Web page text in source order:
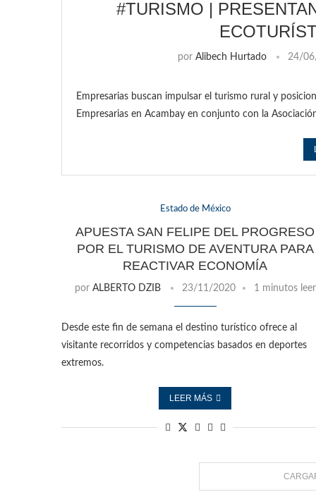
#TURISMO |
por Alibech Hurtado 24/
Empresarias buscan impulsar el turismo rural y
Empresarias en Acambay en conjunto con la
Estado de México
APUESTA SAN FELIPE DEL PROGRESO
POR EL TURISMO DE AVENTURA PARA
REACTIVAR ECONOMÍA
por ALBERTO DZIB 23/11/2020 1 minutos leer
Desde este fin de semana el destino turístico ofrece al
visitante recorridos y competencias basados en deportes
extremos.
LEER MÁS